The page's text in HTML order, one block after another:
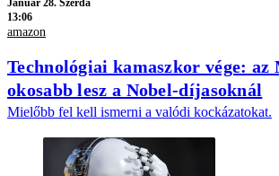
13:06
amazon
Technológiai kamaszkor vége: az
okosabb lesz a Nobel-díjasoknál
Mielőbb fel kell ismerni a valódi kockázatokat.